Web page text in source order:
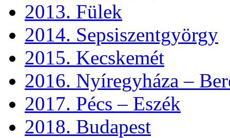
2013. Fülek
2014. Sepsiszentgyörgy
2015. Kecskemét
2016. Nyíregyháza –
2017. Pécs – Eszék
2018. Budapest